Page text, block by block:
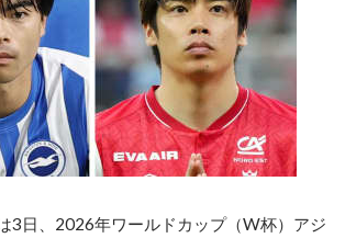
3日、2026年ワールドカップ（W杯）アジ